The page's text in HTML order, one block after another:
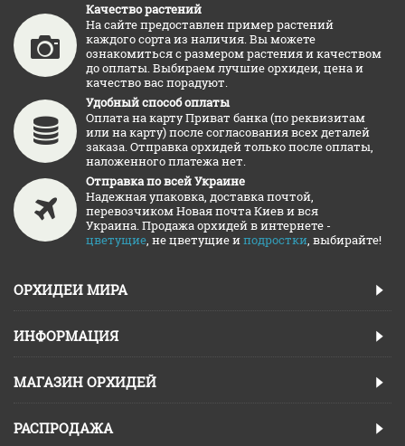
Качество растений
На сайте предоставлен пример растений
каждого сорта из наличия. Вы можете
ознакомиться с размером растения и качеством
до оплаты. Выбираем лучшие орхидеи, цена и
качество вас порадуют.
Удобный способ оплаты
Оплата на карту Приват банка (по реквизитам
или на карту) после согласования всех деталей
заказа. Отправка орхидей только после оплаты,
наложенного платежа нет.
Отправка по всей Украине
Надежная упаковка, доставка почтой,
перевозчиком Новая почта Киев и вся
Украина. Продажа орхидей в интернете -
цветущие, не цветущие иподростки, выбирайте!
ОРХИДЕИ МИРА
ИНФОРМАЦИЯ
МАГАЗИН ОРХИДЕЙ
РАСПРОДАЖА